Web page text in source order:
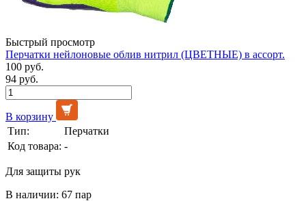
Быстрый просмотр
Перчатки нейлоновые облив нитрил (ЦВЕТНЫЕ) в ассорт.
100 руб.
94 руб.
В корзину
Тип:
Перчатки
Код товара: -
Для защиты рук
В наличии: 67 пар